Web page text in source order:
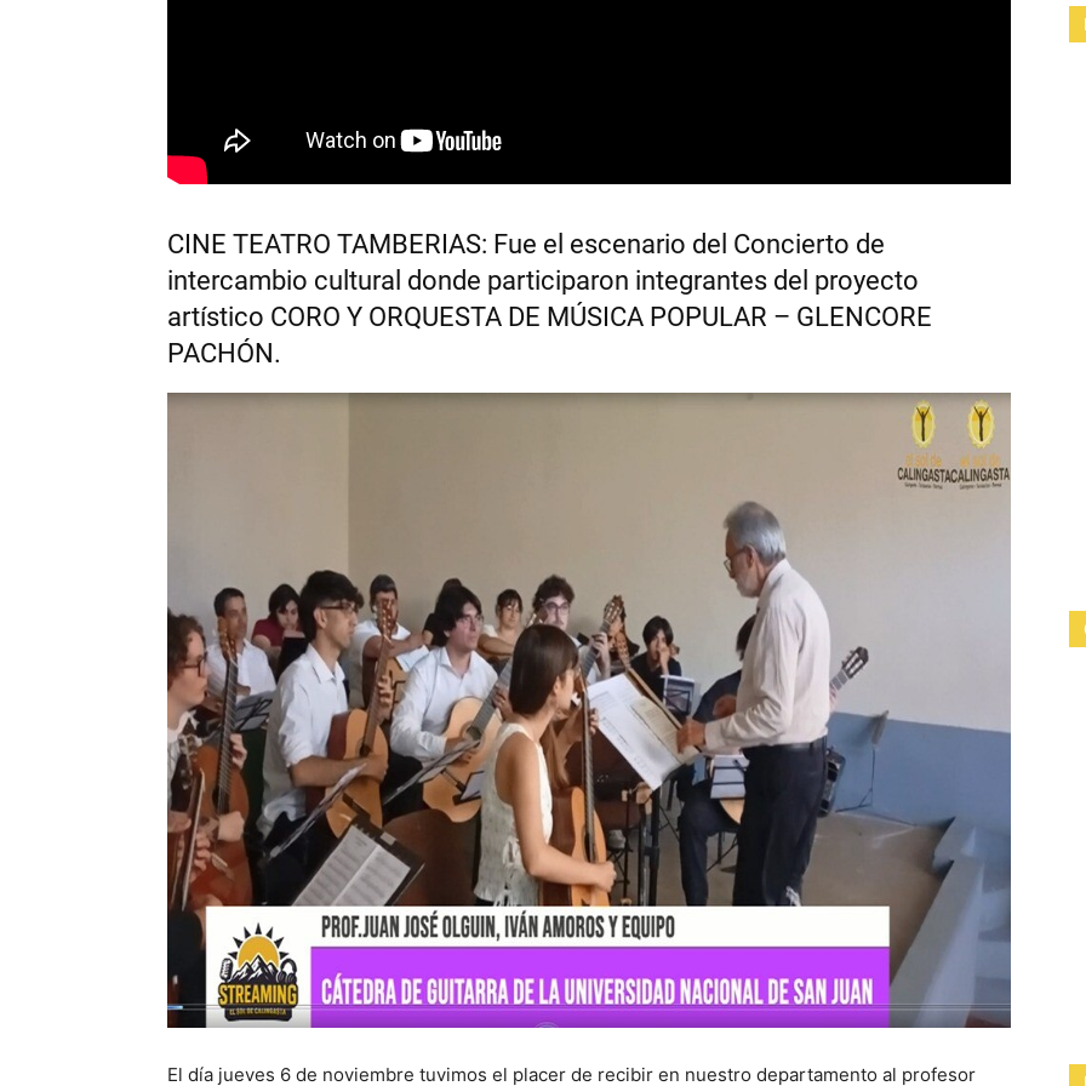
CINE TEATRO TAMBERIAS: Fue el escenario del Concierto de
intercambio cultural donde participaron integrantes del proyecto
artístico CORO Y ORQUESTA DE MÚSICA POPULAR – GLENCORE
PACHÓN.
El día jueves 6 de noviembre tuvimos el placer de recibir en nuestro departamento al profesor